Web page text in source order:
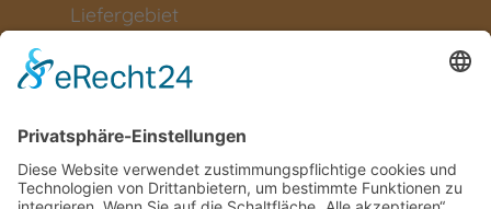
Liefergebiet
Kontakt
Rückrufservice